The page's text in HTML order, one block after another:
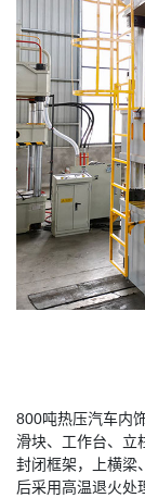
800吨热压汽车内
滑块、工作台、立
封闭框架，上横梁
后采用高温退火处